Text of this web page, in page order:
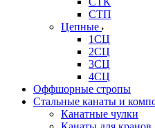
СТП
Цепные
1СЦ
2СЦ
3СЦ
4СЦ
Оффшорные стропы
Стальные канаты и
Канатные чулки